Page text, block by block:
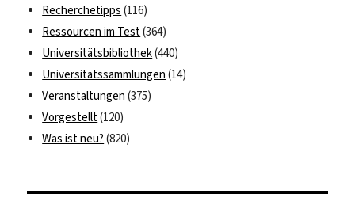
Recherchetipps (116)
Ressourcen im Test(364)
Universitätsbibliothek(440)
Universitätssammlungen (14)
Veranstaltungen (375)
Vorgestellt(120)
Was ist neu? (820)